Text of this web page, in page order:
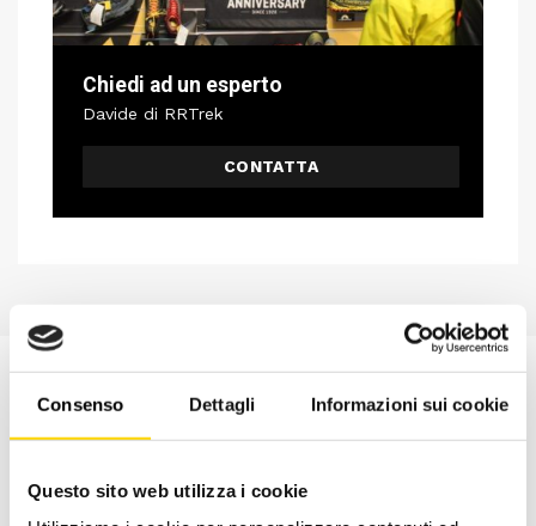
Consenso Dettagli Informazioni sui cookie
Questo sito web utilizza i cookie
Chiedi ad un esperto
Davide di RRTrek
CONTATTA